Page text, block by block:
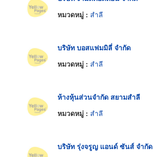
หมวดหมู่ : สำลี
บริษัท บอสแฟมมิลี่ จำกัด
หมวดหมู่ : สำลี
ห้างหุ้นส่วนจำกัด สยามสำลี
หมวดหมู่ : สำลี
บริษัท รุ่งจรูญ แอนด์ ซันส์ จำกัด